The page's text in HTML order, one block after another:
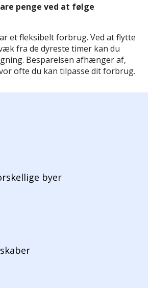
penge ved at følge
et fleksibelt forbrug. Ved at flytte
fra de dyreste timer kan du
Besparelsen afhænger af,
ofte du kan tilpasse dit forbrug.
byer